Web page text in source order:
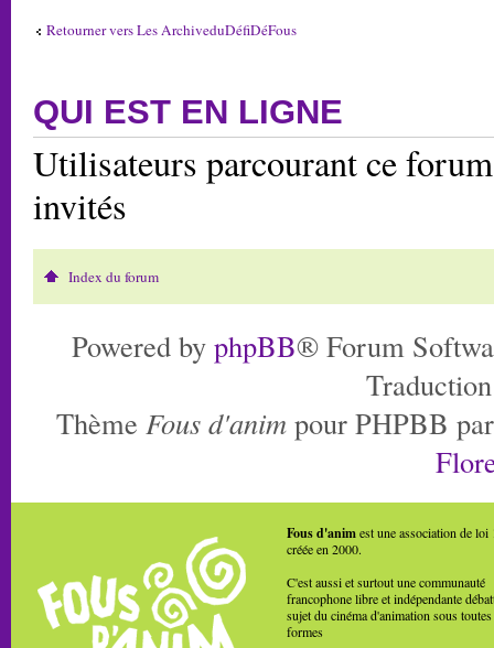
Retourner vers Les ArchiveduDéfiDéFous
QUI EST EN LIGNE
Utilisateurs parcourant ce
invités
Index du forum
Powered by phpBB® Forum
Thème Fous d'anim pour PHPBB
Fous d'animest une association de loi
créée en 2000.
C'est aussi et surtout une communauté
francophone libre et indépendante
sujet du cinéma d'animation sous toutes
formes